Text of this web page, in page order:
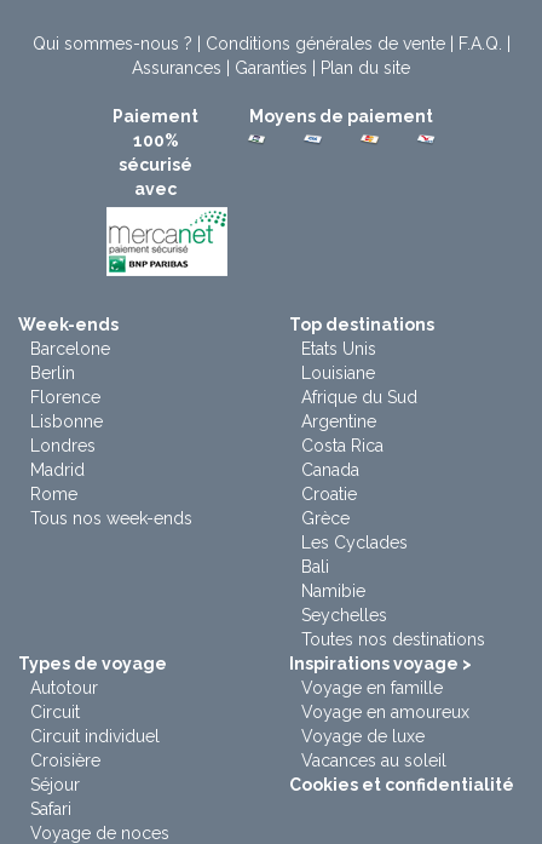
Qui sommes-nous ? Conditions générales de vente| F.A.Q.
Assurances
Garanties Plan du site
Paiement
100%
sécurisé
avec
Moyens de paiement
Week-ends
Barcelone
Berlin
Florence
Lisbonne
Londres
Madrid
Rome
Tous nos week-ends
Top destinations
Etats Unis
Louisiane
Afrique du Sud
Argentine
Costa Rica
Canada
Croatie
Grèce
Les Cyclades
Bali
Namibie
Seychelles
Toutes nos destinations
Types de voyage
Autotour
Circuit
Circuit individuel
Croisière
Séjour
Safari
Voyage de noces
Inspirations voyage >
Voyage en famille
Voyage en amoureux
Voyage de luxe
Vacances au soleil
Cookies et confidentialité